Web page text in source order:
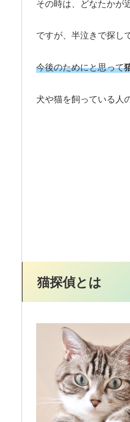
その時は、どなたかが
ですが、半泣きで探し
今後のためにと思って
犬や猫を飼っている人
猫探偵とは